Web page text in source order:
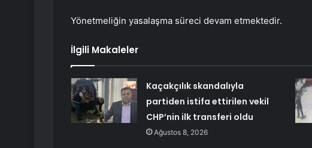
Yönetmeliğin yasalaşma süreci devam etmektedir.
İlgili Makaleler
Kaçakçılık skandalıyla
partiden istifa ettirilen vekil
CHP’nin ilk transferi oldu
Ağustos 8, 2026